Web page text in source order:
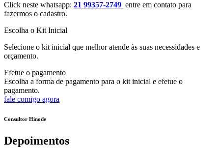
Click neste whatsapp: 21 99357-2749 entre em contato para
fazermos o cadastro.
Escolha o Kit Inicial
Selecione o kit inicial que melhor atende às suas necessidades e
orçamento.
Efetue o pagamento
Escolha a forma de pagamento para o kit inicial e efetue o
pagamento.
fale comigo agora
Consultor Hinode
Depoimentos